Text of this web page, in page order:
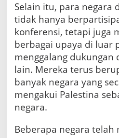
Selain itu, para negara
tidak hanya
konferensi, tetapi juga
berbagai upaya di luar
menggalang dukungan
lain. Mereka terus
banyak negara yang
mengakui Palestina
negara.
Beberapa negara